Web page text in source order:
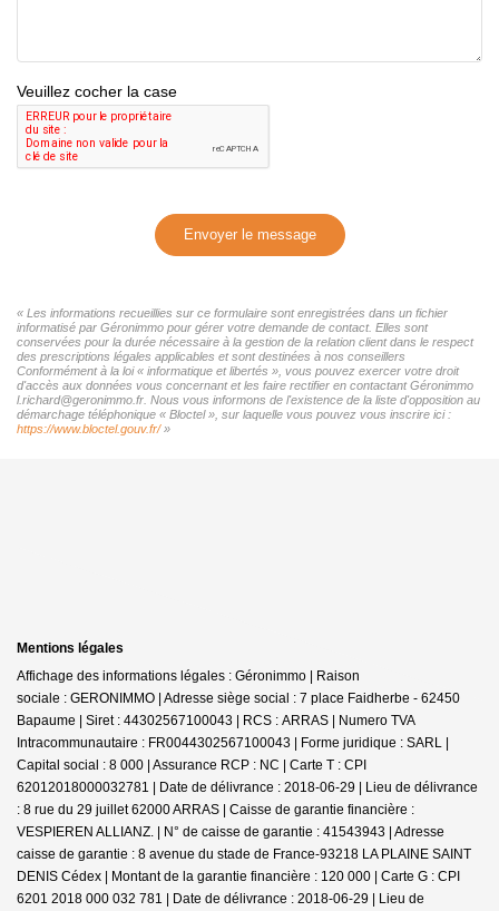
Veuillez cocher la case
Envoyer le message
« Les informations recueillies sur ce formulaire sont enregistrées dans un fichier
informatisé par Géronimmo pour gérer votre demande de contact. Elles sont
conservées pour la durée nécessaire à la gestion de la relation client dans le respect
des prescriptions légales applicables et sont destinées à nos conseillers
Conformément à la loi « informatique et libertés », vous pouvez exercer votre droit
d'accès aux données vous concernant et les faire rectifier en contactant Géronimmo
l.richard@geronimmo.fr. Nous vous informons de l'existence de la liste d'opposition au
démarchage téléphonique « Bloctel », sur laquelle vous pouvez vous inscrire ici :
https://www.bloctel.gouv.fr/»
Mentions légales
Affichage des informations légales : Géronimmo | Raison
sociale : GERONIMMO | Adresse siège social : 7 place Faidherbe - 62450
Bapaume | Siret : 44302567100043 | RCS : ARRAS | Numero TVA
Intracommunautaire : FR0044302567100043 | Forme juridique : SARL |
Capital social : 8 000 | Assurance RCP : NC | Carte T : CPI
62012018000032781 | Date de délivrance : 2018-06-29 | Lieu de délivrance
: 8 rue du 29 juillet 62000 ARRAS | Caisse de garantie financière :
VESPIEREN ALLIANZ. | N° de caisse de garantie : 41543943 | Adresse
caisse de garantie : 8 avenue du stade de France-93218 LA PLAINE SAINT
DENIS Cédex | Montant de la garantie financière : 120 000 | Carte G : CPI
6201 2018 000 032 781 | Date de délivrance : 2018-06-29 | Lieu de